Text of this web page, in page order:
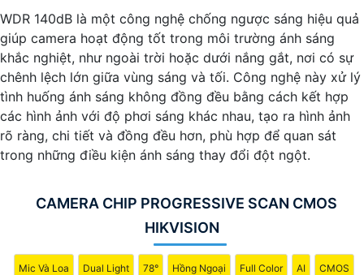
'
WDR 140dB là một công nghệ chống ngược sáng hiệu quả
giúp camera hoạt động tốt trong môi trường ánh sáng
khắc nghiệt, như ngoài trời hoặc dưới nắng gắt, nơi có sự
chênh lệch lớn giữa vùng sáng và tối. Công nghệ này xử lý
tình huống ánh sáng không đồng đều bằng cách kết hợp
các hình ảnh với độ phơi sáng khác nhau, tạo ra hình ảnh
rõ ràng, chi tiết và đồng đều hơn, phù hợp để quan sát
trong những điều kiện ánh sáng thay đổi đột ngột.
CAMERA CHIP PROGRESSIVE SCAN CMOS
HIKVISION
Mic Và Loa Dual Light 78° Hồng Ngoại Full Color AI CMOS